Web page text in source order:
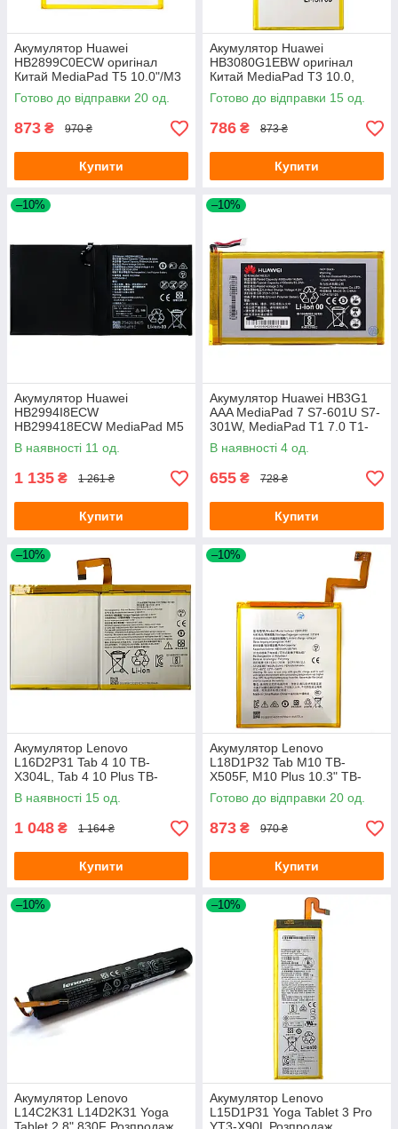
Акумулятор Huawei
HB2899C0ECW оригінал
Китай MediaPad T5 10.0"/M3
8.3", MatePad T8/T10s
Готово до відправки 20 од.
873 ₴ 970 ₴
Купити
Акумулятор Huawei
HB3080G1EBW оригінал
Китай MediaPad T3 10.0,
Mediapad T1 8.0", MediaPad
T3 8.0"
Готово до відправки 15 од.
786 ₴ 873 ₴
Купити
–10%
Акумулятор Huawei
HB2994I8ECW
HB299418ECW MediaPad M5
10.0", MediaPad M6 10.8",
MediaPad M5 Lite 10.0"
В наявності 11 од.
1 135 ₴ 1 261 ₴
Купити
–10%
Акумулятор Huawei HB3G1
AAA MediaPad 7 S7-601U S7-
301W, MediaPad T1 7.0 T1-
701u, MediaPad T3 7.0 BG2-
U01 4000 mAh
В наявності 4 од.
655 ₴ 728 ₴
Купити
–10%
Акумулятор Lenovo
L16D2P31 Tab 4 10 TB-
X304L, Tab 4 10 Plus TB-
X704F, Tab P10 TB-X705
(оригінал Китай 7000 mAh)
В наявності 15 од.
1 048 ₴ 1 164 ₴
Купити
–10%
Акумулятор Lenovo
L18D1P32 Tab M10 TB-
X505F, M10 Plus 10.3" TB-
X606F X605L (оригінал Китай
4850 mAh)
Готово до відправки 20 од.
873 ₴ 970 ₴
Купити
–10%
Акумулятор Lenovo
L14C2K31 L14D2K31 Yoga
–10%
Акумулятор Lenovo
L15D1P31 Yoga Tablet 3 Pro